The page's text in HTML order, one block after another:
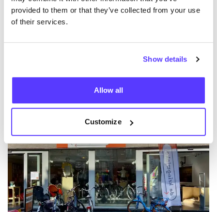
provided to them or that they’ve collected from your use
of their services.
Show details
Allow all
Customize
Visiter la boutique en ligne
Diestsestraat 243, Leuven
Lifestyle Et Cadeaux +3
like